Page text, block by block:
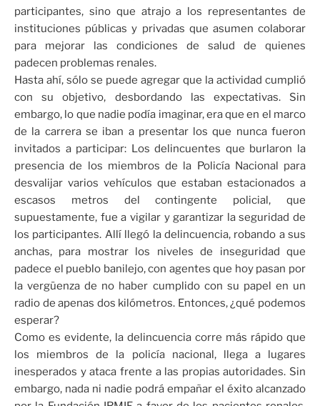
participantes, sino que atrajo a los representantes de
instituciones públicas y privadas que asumen colaborar
para mejorar las condiciones de salud de quienes
padecen problemas renales.
Hasta ahí, sólo se puede agregar que la actividad cumplió
con su objetivo, desbordando las expectativas. Sin
embargo, lo que nadie podía imaginar, era que en el marco
de la carrera se iban a presentar los que nunca fueron
invitados a participar: Los delincuentes que burlaron la
presencia de los miembros de la Policía Nacional para
desvalijar varios vehículos que estaban estacionados a
escasos metros del contingente policial, que
supuestamente, fue a vigilar y garantizar la seguridad de
los participantes. Allí llegó la delincuencia, robando a sus
anchas, para mostrar los niveles de inseguridad que
padece el pueblo banilejo, con agentes que hoy pasan por
la vergüenza de no haber cumplido con su papel en un
radio de apenas dos kilómetros. Entonces, ¿qué podemos
esperar?
Como es evidente, la delincuencia corre más rápido que
los miembros de la policía nacional, llega a lugares
inesperados y ataca frente a las propias autoridades. Sin
embargo, nada ni nadie podrá empañar el éxito alcanzado